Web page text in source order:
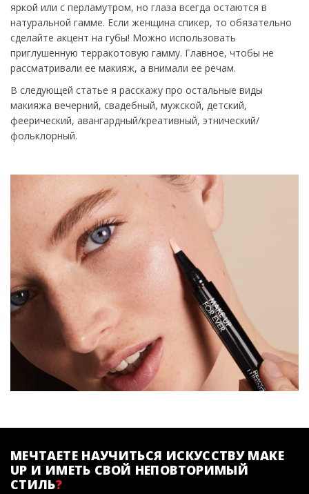
яркой или с перламутром, но глаза всегда остаются в
натуральной гамме. Если женщина спикер, то обязательно
сделайте акцент на губы! Можно использовать
приглушенную терракотовую гамму. Главное, чтобы не
рассматривали ее макияж, а внимали ее речам.
В следующей статье я расскажу про остальные виды
макияжа вечерний, свадебный, мужской, детский,
феерический, авангардный/креативный, этнический/
фольклорный.
МЕЧТАЕТЕ НАУЧИТЬСЯ ИСКУССТВУ MAKE
UP И ИМЕТЬ СВОЙ НЕПОВТОРИМЫЙ
СТИЛЬ?